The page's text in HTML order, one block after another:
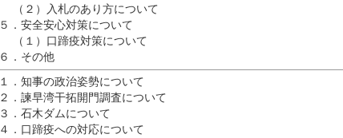
（２）入札のあり方について
５．安全安心対策について
（１）口蹄疫対策について
６．その他
１．知事の政治姿勢について
２．諫早湾干拓開門調査について
３．石木ダムについて
４．口蹄疫への対応について